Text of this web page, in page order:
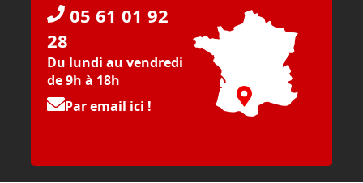
05 61 01 92
28
Du lundi au vendredi
de 9h à 18h
Par email ici !